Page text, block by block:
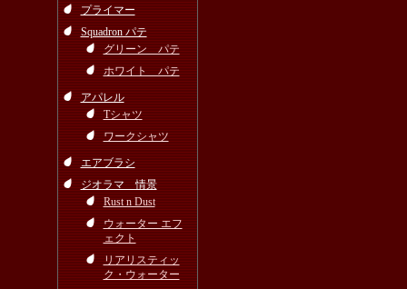
プライマー
Squadron パテ
グリーン パテ
ホワイト パテ
アパレル
Tシャツ
ワークシャツ
エアブラシ
ジオラマ 情景
Rust n Dust
ウォーター エフ
ェクト
リアリスティッ
ク・ウォーター